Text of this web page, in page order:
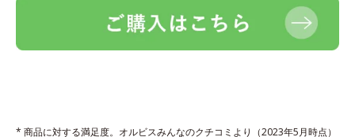
* 商品に対する満足度。オルビスみんなのクチコミより（2023年5月時点）